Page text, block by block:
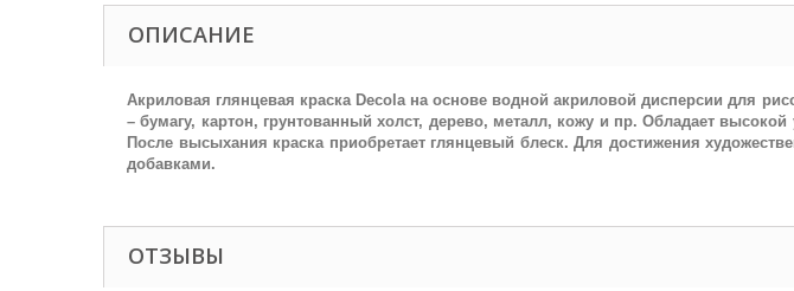
ОПИСАНИЕ
Акриловая глянцевая краска Decola на основе водной акриловой дисперсии для
– бумагу, картон, грунтованный холст, дерево, металл, кожу и пр. Обладает
После высыхания краска приобретает глянцевый блеск. Для достижения
добавками.
ОТЗЫВЫ